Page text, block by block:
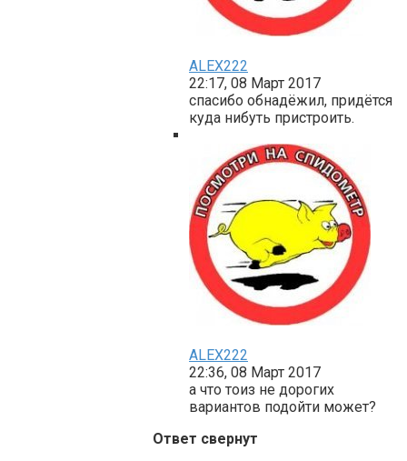
ALEX222
22:17, 08 Март 2017
спасибо обнадёжил, придётся
куда нибуть пристроить.
ALEX222
22:36, 08 Март 2017
а что тоиз не дорогих
вариантов подойти может?
Ответ свернут